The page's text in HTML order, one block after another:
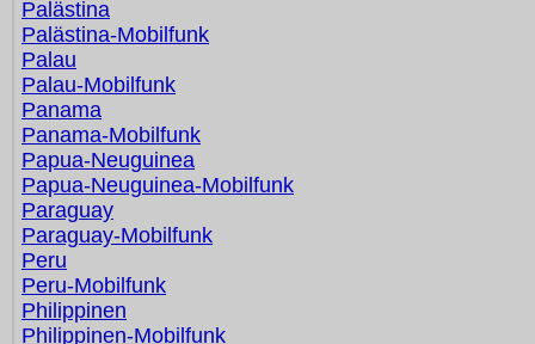
Palästina
Palästina-Mobilfunk
Palau
Palau-Mobilfunk
Panama
Panama-Mobilfunk
Papua-Neuguinea
Papua-Neuguinea-Mobilfunk
Paraguay
Paraguay-Mobilfunk
Peru
Peru-Mobilfunk
Philippinen
Philippinen-Mobilfunk